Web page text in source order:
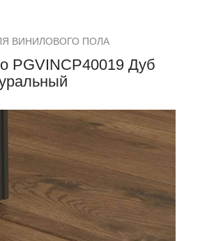
ВИНИЛОВОГО ПОЛА
PGVINCP40019 Дуб